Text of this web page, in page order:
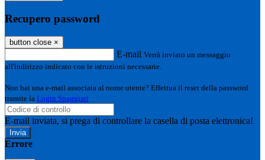
Recupero password
button close ×
E-mail Verrà inviato un messaggio
all'indirizzo indicato con le istruzioni necessarie.
Non hai una e-mail associata al nome utente? Effettua il reset della password
tramite la Login Spaggiari
E-mail inviata, si prega di controllare la casella di posta elettronica!
Errore